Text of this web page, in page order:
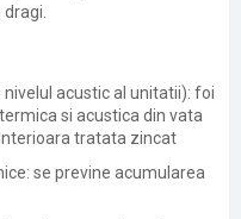
acustic al unitatii): foi
si acustica din vata
tratata zincat
se previne acumularea